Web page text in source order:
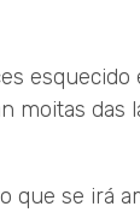
esquecido
moitas das
que se irá